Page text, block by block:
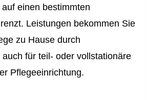
einen bestimmten
Leistungen bekommen Sie
zu Hause durch
für teil- oder vollstationäre
Pflegeeinrichtung.